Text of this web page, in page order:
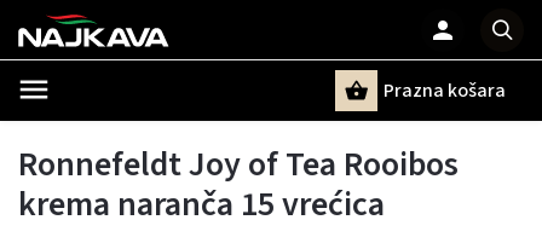
Prazna košara
Ronnefeldt Joy of Tea Rooibos
krema naranča 15 vrećica